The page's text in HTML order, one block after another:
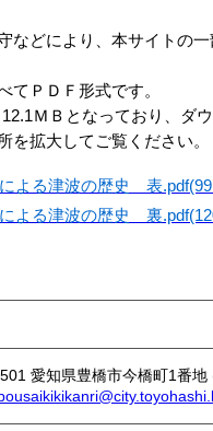
などにより、本サイトの
てＰＤＦ形式です。
ＭＢとなっており、ダ
を拡大してご覧ください。
よる津波の歴史 表
よる津波の歴史 裏
愛知県豊橋市今橋町1番